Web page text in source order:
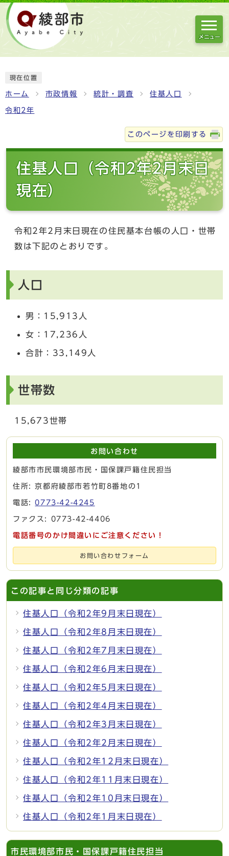
メニュー
現在位置
ホーム 市政情報 統計・調査 住基人口
令和2年
このページを印刷する
住基人口（令和2年2月末日
現在）
令和2年2月末日現在の住民基本台帳の人口・世帯
数は下記のとおりです。
人口
男：15,913人
女：17,236人
合計：33,149人
世帯数
15,673世帯
お問い合わせ
綾部市市民環境部市民・国保課戸籍住民担当
住所: 京都府綾部市若竹町8番地の1
電話:0773-42-4245
ファクス: 0773-42-4406
電話番号のかけ間違いにご注意ください！
お問い合わせフォーム
この記事と同じ分類の記事
住基人口（令和2年9月末日現在）
住基人口（令和2年8月末日現在）
住基人口（令和2年7月末日現在）
住基人口（令和2年6月末日現在）
住基人口（令和2年5月末日現在）
住基人口（令和2年4月末日現在）
住基人口（令和2年3月末日現在）
住基人口（令和2年2月末日現在）
住基人口（令和2年12月末日現在）
住基人口（令和2年11月末日現在）
住基人口（令和2年10月末日現在）
住基人口（令和2年1月末日現在）
市民環境部市民・国保課戸籍住民担当